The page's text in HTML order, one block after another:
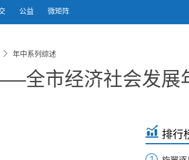
公益 微矩阵
年中系列综述
全市经济社会发展
排行